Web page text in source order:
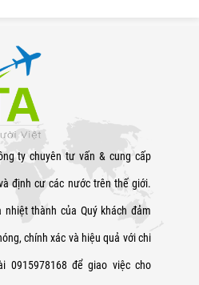
ty chuyên tư vấn & cung cấp
định cư các nước trên thế giới.
thành của Quý khách đảm
chính xác và hiệu quả với chi
0915978168 để giao việc cho